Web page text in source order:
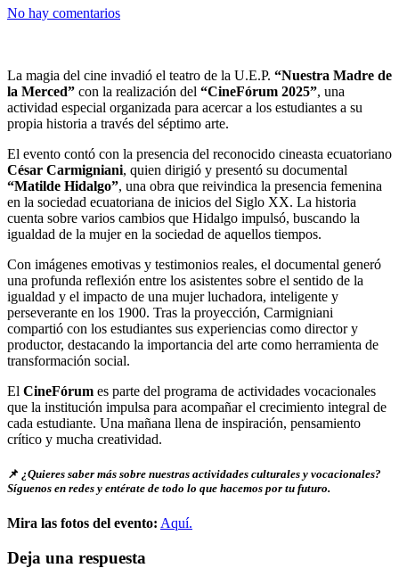
No hay comentarios
La magia del cine invadió el teatro de la U.E.P. “Nuestra Madre de
la Merced” con la realización del “CineFórum 2025”, una
actividad especial organizada para acercar a los estudiantes a su
propia historia a través del séptimo arte.
El evento contó con la presencia del reconocido cineasta ecuatoriano
César Carmigniani, quien dirigió y presentó su documental
“Matilde Hidalgo”, una obra que reivindica la presencia femenina
en la sociedad ecuatoriana de inicios del Siglo XX. La historia
cuenta sobre varios cambios que Hidalgo impulsó, buscando la
igualdad de la mujer en la sociedad de aquellos tiempos.
Con imágenes emotivas y testimonios reales, el documental generó
una profunda reflexión entre los asistentes sobre el sentido de la
igualdad y el impacto de una mujer luchadora, inteligente y
perseverante en los 1900. Tras la proyección, Carmigniani
compartió con los estudiantes sus experiencias como director y
productor, destacando la importancia del arte como herramienta de
transformación social.
El CineFórum es parte del programa de actividades vocacionales
que la institución impulsa para acompañar el crecimiento integral de
cada estudiante. Una mañana llena de inspiración, pensamiento
crítico y mucha creatividad.
📌 ¿Quieres saber más sobre nuestras actividades culturales y vocacionales?
Síguenos en redes y entérate de todo lo que hacemos por tu futuro.
Mira las fotos del evento: Aquí.
Deja una respuesta